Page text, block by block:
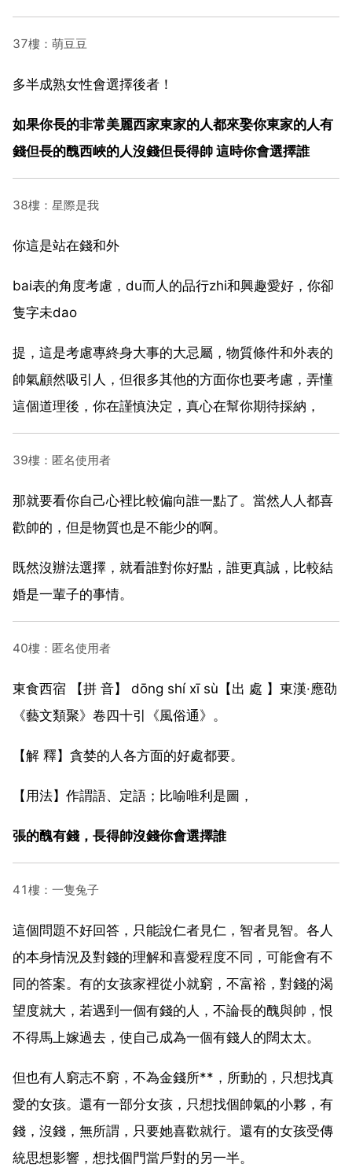
37樓：萌豆豆
多半成熟女性會選擇後者！
如果你長的非常美麗西家東家的人都來娶你東家的人有
錢但長的醜西峽的人沒錢但長得帥 這時你會選擇誰
38樓：星際是我
你這是站在錢和外
bai表的角度考慮，du而人的品行zhi和興趣愛好，你卻
隻字未dao
提，這是考慮專終身大事的大忌屬，物質條件和外表的
帥氣顧然吸引人，但很多其他的方面你也要考慮，弄懂
這個道理後，你在謹慎決定，真心在幫你期待採納，
39樓：匿名使用者
那就要看你自己心裡比較偏向誰一點了。當然人人都喜
歡帥的，但是物質也是不能少的啊。
既然沒辦法選擇，就看誰對你好點，誰更真誠，比較結
婚是一輩子的事情。
40樓：匿名使用者
東食西宿 【拼 音】 dōng shí xī sù【出 處 】東漢·應劭
《藝文類聚》卷四十引《風俗通》。
【解 釋】貪婪的人各方面的好處都要。
【用法】作謂語、定語；比喻唯利是圖，
張的醜有錢，長得帥沒錢你會選擇誰
41樓：一隻兔子
這個問題不好回答，只能說仁者見仁，智者見智。各人
的本身情況及對錢的理解和喜愛程度不同，可能會有不
同的答案。有的女孩家裡從小就窮，不富裕，對錢的渴
望度就大，若遇到一個有錢的人，不論長的醜與帥，恨
不得馬上嫁過去，使自己成為一個有錢人的闊太太。
但也有人窮志不窮，不為金錢所**，所動的，只想找真
愛的女孩。還有一部分女孩，只想找個帥氣的小夥，有
錢，沒錢，無所謂，只要她喜歡就行。還有的女孩受傳
統思想影響，想找個門當戶對的另一半。